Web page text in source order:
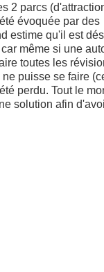
2 parcs
évoquée par des
estime qu'il est
même si une
toutes les
puisse se faire
perdu. Tout le
solution afin